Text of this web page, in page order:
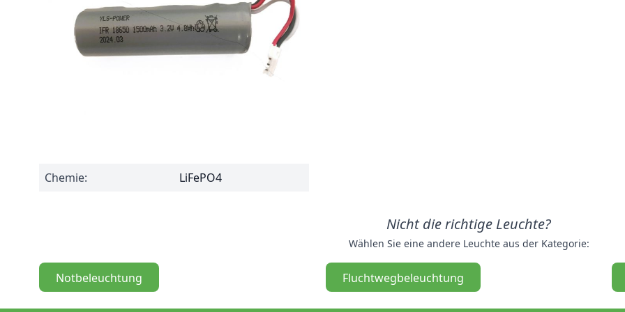
Reference81106
Amperage:
Chemie: LiFePO4
Nicht die richtige Leuchte?
Wählen Sie eine andere Leuchte aus der Kategorie:
Notbeleuchtung Fluchtwegbeleuchtung